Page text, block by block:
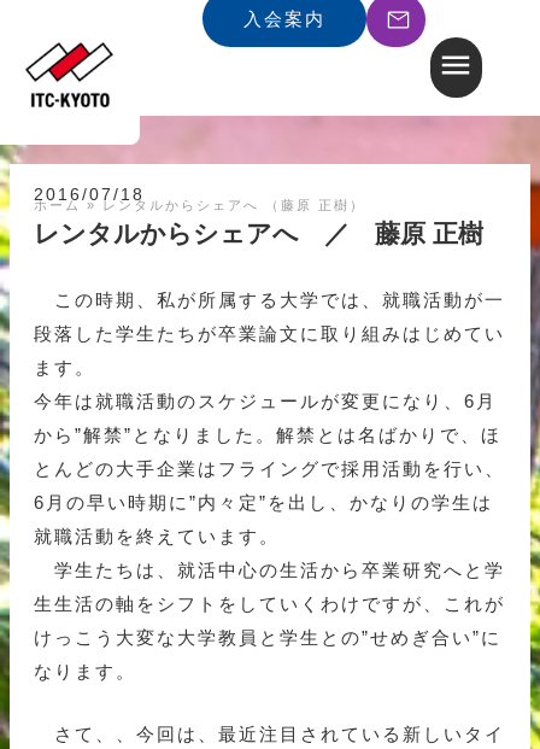
入会案内
ホーム » レンタルからシェアへ （藤原 正樹）
2016/07/18
レンタルからシェアへ ／ 藤原 正樹
この時期、私が所属する大学では、就職活動が一
段落した学生たちが卒業論文に取り組みはじめてい
ます。
今年は就職活動のスケジュールが変更になり、6月
から”解禁”となりました。解禁とは名ばかりで、ほ
とんどの大手企業はフライングで採用活動を行い、
6月の早い時期に”内々定”を出し、かなりの学生は
就職活動を終えています。
学生たちは、就活中心の生活から卒業研究へと学
生生活の軸をシフトをしていくわけですが、これが
けっこう大変な大学教員と学生との”せめぎ合い”に
なります。
さて、、今回は、最近注目されている新しいタイ